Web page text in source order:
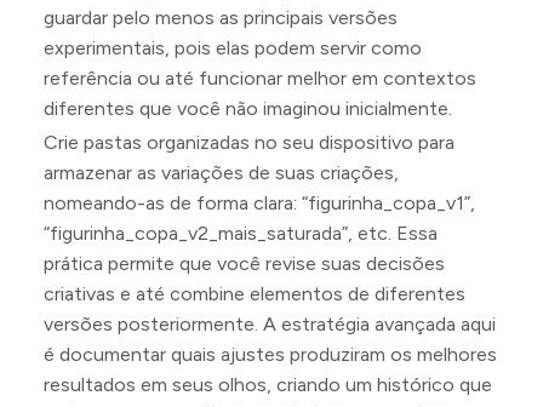
guardar pelo menos as principais versões
experimentais, pois elas podem servir como
referência ou até funcionar melhor em contextos
diferentes que você não imaginou inicialmente.
Crie pastas organizadas no seu dispositivo para
armazenar as variações de suas criações,
nomeando-as de forma clara: “figurinha_copa_v1”,
“figurinha_copa_v2_mais_saturada”, etc. Essa
prática permite que você revise suas decisões
criativas e até combine elementos de diferentes
versões posteriormente. A estratégia avançada aqui
é documentar quais ajustes produziram os melhores
resultados em seus olhos, criando um histórico que